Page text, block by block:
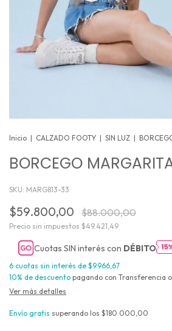
Inicio | CALZADO FOOTY | SIN LUZ |
BORCEGO
SKU: MARG813-33
$59.800,00 $88.000,00
Precio sin impuestos $49.421,49
Cuotas SIN interés con DÉBITO
6 cuotas sin interés de $9.966,67
10% de descuento pagando con Transferencia
Ver más detalles
Envío gratis superando los $180.000,00